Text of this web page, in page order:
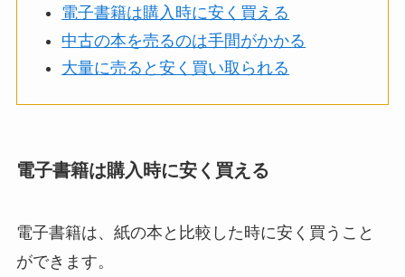
電子書籍は購入時に安く買える
中古の本を売るのは手間がかかる
大量に売ると安く買い取られる
電子書籍は購入時に安く買える
電子書籍は、紙の本と比較した時に安く買うこと
ができます。